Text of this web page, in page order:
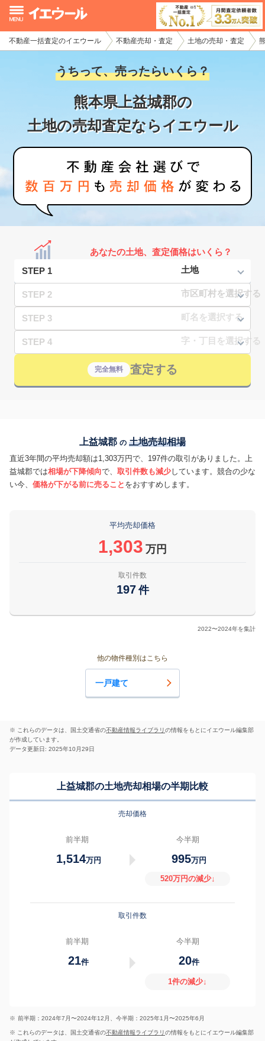
不動産一括査定のイエウール 不動産売却・査定 土地の売却・査定
うちって、売ったらいくら？
熊本県上益城郡の
土地の売却査定ならイエウール
あなたの土地、査定価格はいくら？
STEP 1
STEP 2
STEP 3
STEP 4
完全無料 査定する
上益城郡 の 土地売却相場
直近3年間の平均売却額は1,303万円で、197件の取引がありました。上
益城郡では相場が下降傾向で、 取引件数も減少しています。競合の少な
い今、 価格が下がる前に売ること をおすすめします。
平均売却価格
1,303 万円
取引件数
197 件
2022〜2024年を集計
他の物件種別はこちら
一戸建て
※ これらのデータは、国土交通省の不動産情報ライブラリの情報をもとにイエウール編集部
が作成しています。
データ更新日: 2025年10月29日
上益城郡の土地売却相場の半期比較
売却価格
前半期
1,514万円
今半期
995万円
520万円の減少↓
取引件数
前半期
21件
今半期
20件
1件の減少↓
※ 前半期：2024年7月〜2024年12月、今半期：2025年1月〜2025年6月
※ これらのデータは、国土交通省の不動産情報ライブラリの情報をもとにイエウール編集部
イエウール加盟希望の不動産会社様
初めての方へ
不動産売却の流れ
不動産の売却・一括査定
家査定シミュレーター
お問い合わせ